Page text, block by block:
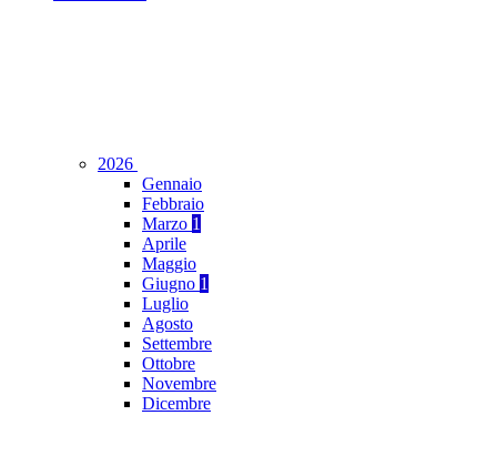
2026
Gennaio
Febbraio
Marzo 1
Aprile
Maggio
Giugno 1
Luglio
Agosto
Settembre
Ottobre
Novembre
Dicembre